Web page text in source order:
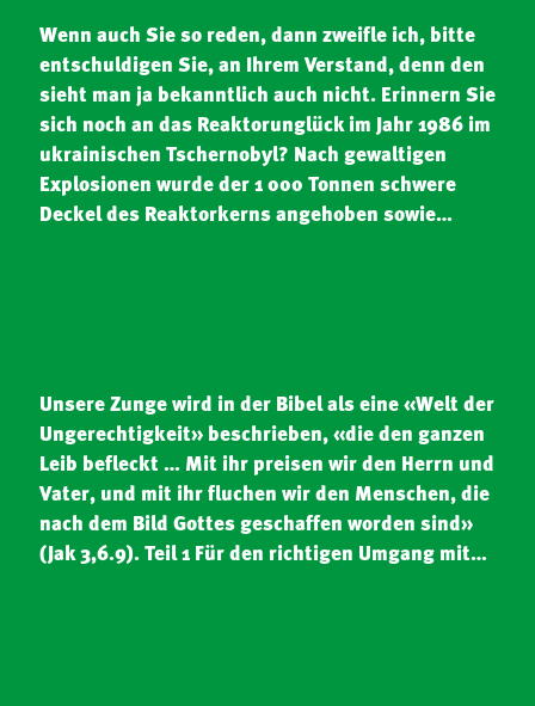
Wenn auch Sie so reden, dann zweifle ich, bitte
entschuldigen Sie, an Ihrem Verstand, denn den
sieht man ja bekanntlich auch nicht. Erinnern Sie
sich noch an das Reaktorunglück im Jahr 1986 im
ukrainischen Tschernobyl? Nach gewaltigen
Explosionen wurde der 1 000 Tonnen schwere
Deckel des Reaktorkerns angehoben sowie…
Unsere Zunge wird in der Bibel als eine «Welt der
Ungerechtigkeit» beschrieben, «die den ganzen
Leib befleckt … Mit ihr preisen wir den Herrn und
Vater, und mit ihr fluchen wir den Menschen, die
nach dem Bild Gottes geschaffen worden sind»
(Jak 3,6.9). Teil 1 Für den richtigen Umgang mit…